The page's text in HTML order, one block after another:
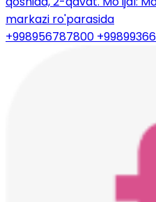
markazi ro'parasida
+998956787800